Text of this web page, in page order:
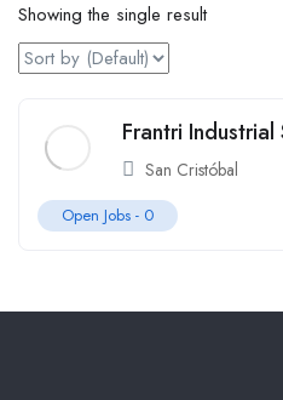
Showing the single result
Frantri Industrial
San Cristóbal
Open Jobs - 0